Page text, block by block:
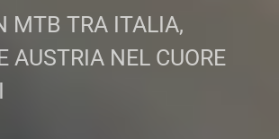
MTB TRA ITALIA,
AUSTRIA NEL CUORE